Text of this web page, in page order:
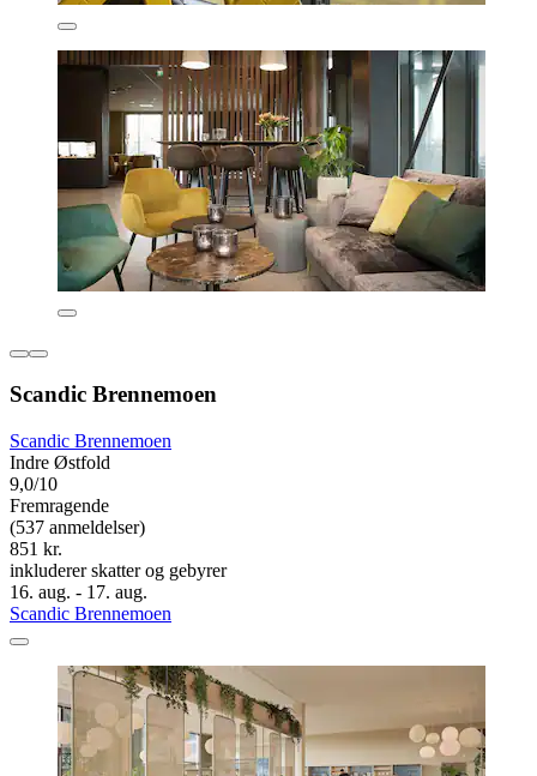
Scandic Brennemoen
Scandic Brennemoen
Indre Østfold
9,0/10
Fremragende
(537 anmeldelser)
851 kr.
inkluderer skatter og gebyrer
16. aug. - 17. aug.
Scandic Brennemoen